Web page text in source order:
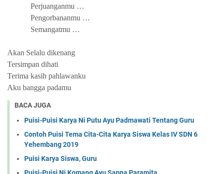
Perjuanganmu …
Pengorbananmu …
Semangatmu …
Akan Selalu dikenang
Tersimpan dihati
Terima kasih pahlawanku
Aku bangga padamu
BACA JUGA
Puisi-Puisi Karya Ni Putu Ayu Padmawati Tentang Guru
Contoh Puisi Tema Cita-Cita Karya Siswa Kelas IV SDN 6
Yehembang 2019
Puisi Karya Siswa, Guru